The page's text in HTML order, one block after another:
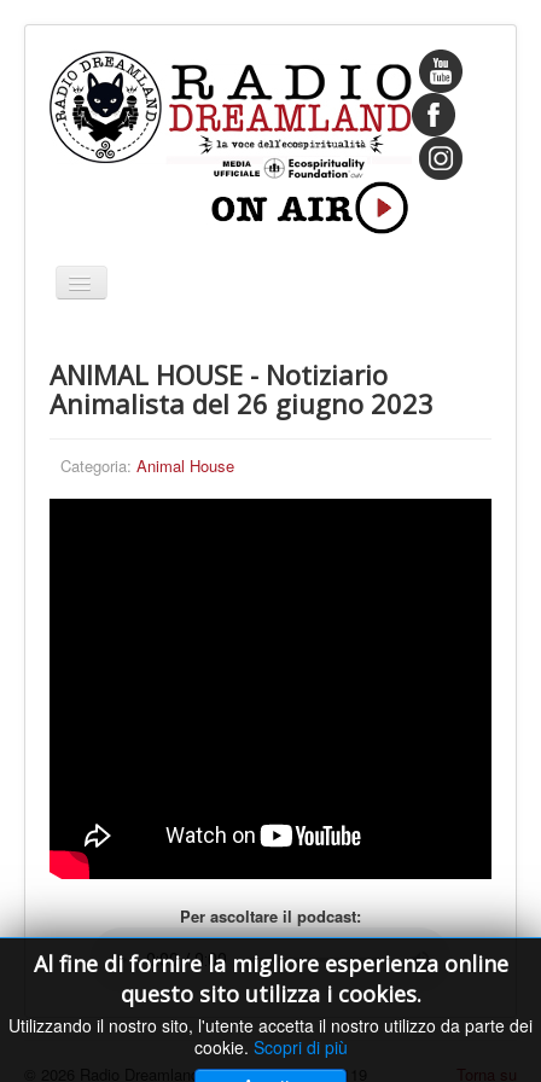
Cambia
navigazione
CHI SIAMO
IL FONDATORE
PROGRAMMI
PALINSESTO
ANIMAL HOUSE - Notiziario
Animalista del 26 giugno 2023
Categoria: Animal House
Per ascoltare il podcast:
Al fine di fornire la migliore esperienza online
questo sito utilizza i cookies.
Utilizzando il nostro sito, l'utente accetta il nostro utilizzo da parte dei
cookie. Scopri di più
Torna su
© 2026 Radio Dreamland - Licenza SIAE n. 9119